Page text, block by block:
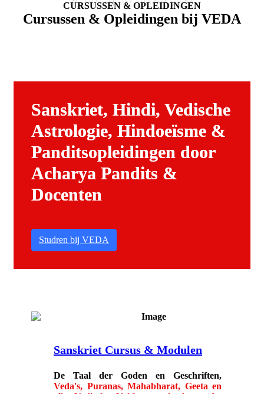
CURSUSSEN & OPLEIDINGEN
Cursussen & Opleidingen bij VEDA
Sanskriet, Hindi, Vedische
Astrologie, Hindoeïsme &
Panditsopleidingen door
Acharya Pandits &
Docenten
Studren bij VEDA
Sanskriet Cursus & Modulen
De Taal der Goden en Geschriften,
Veda's, Puranas, Mahabharat, Geeta en